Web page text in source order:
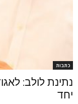
כתבות
נתינת לולב:
יחד